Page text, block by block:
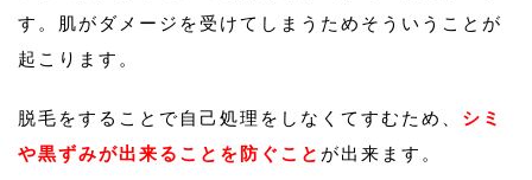
す。肌がダメージを受けてしまうためそういうことが
起こります。
脱毛をすることで自己処理をしなくてすむため、 シミ
や黒ずみが出来ることを防ぐこと が出来ます。